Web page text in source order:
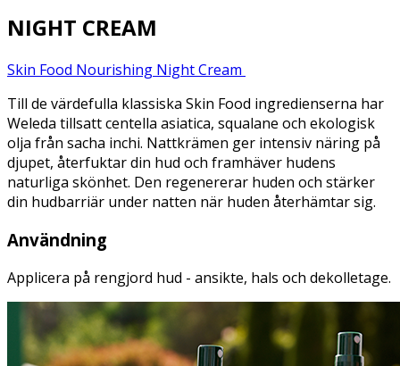
NIGHT CREAM
Skin Food Nourishing Night Cream
Till de värdefulla klassiska Skin Food ingredienserna har
Weleda tillsatt centella asiatica, squalane och ekologisk
olja från sacha inchi. Nattkrämen ger intensiv näring på
djupet, återfuktar din hud och framhäver hudens
naturliga skönhet. Den regenererar huden och stärker
din hudbarriär under natten när huden återhämtar sig.
Användning
Applicera på rengjord hud - ansikte, hals och dekolletage.